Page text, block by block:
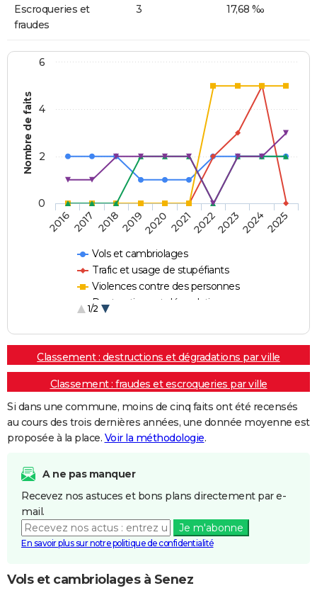
Escroqueries et
fraudes
3 17,68 ‰
Nombre de faits
Vols et cambriolages
Trafic et usage de stupéfiants
Violences contre des personnes
Destructions et dégradations
1/2
20162017 20182019202020212022202320242025
0
2
4
6
Classement : destructions et dégradations par ville
Classement : fraudes et escroqueries par ville
Si dans une commune, moins de cinq faits ont été recensés
au cours des trois dernières années, une donnée moyenne est
proposée à la place. Voir la méthodologie.
A ne pas manquer
Recevez nos astuces et bons plans directement par e-
mail.
Je m'abonne
En savoir plus sur notre politique de confidentialité
Vols et cambriolages à Senez